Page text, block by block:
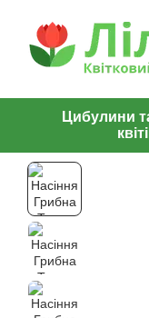
Цибулини